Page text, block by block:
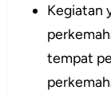
Kegiatan
tempat